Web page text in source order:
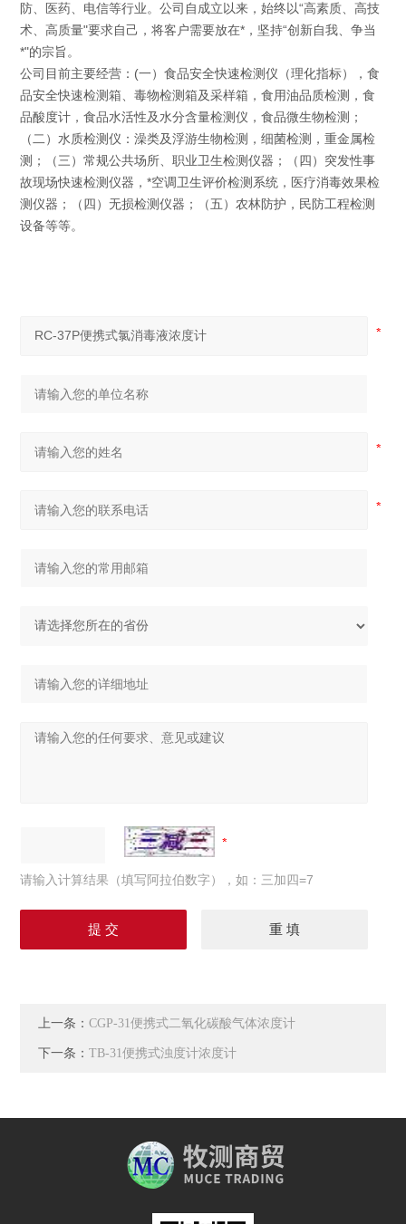
防、医药、电信等行业。公司自成立以来，始终以“高素质、高技
术、高质量"要求自己，将客户需要放在*，坚持“创新自我、争当
*"的宗旨。
公司目前主要经营：(一）食品安全快速检测仪（理化指标），食
品安全快速检测箱、毒物检测箱及采样箱，食用油品质检测，食
品酸度计，食品水活性及水分含量检测仪，食品微生物检测；
（二）水质检测仪：澡类及浮游生物检测，细菌检测，重金属检
测；（三）常规公共场所、职业卫生检测仪器；（四）突发性事
故现场快速检测仪器，*空调卫生评价检测系统，医疗消毒效果检
测仪器；（四）无损检测仪器；（五）农林防护，民防工程检测
设备等等。
请输入计算结果（填写阿拉伯数字），如：三加四=7
上一条：CGP-31便携式二氧化碳酸气体浓度计
下一条：TB-31便携式浊度计浓度计